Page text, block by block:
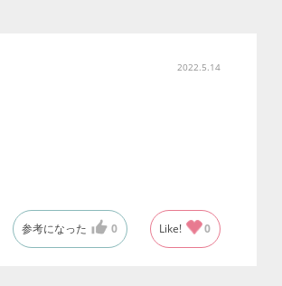
2022.5.14
参考になった 0 Like! 0